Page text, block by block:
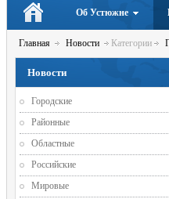
Об Устюжне
Главная Новости Категории
Новости
Городские
Районные
Областные
Российские
Мировые